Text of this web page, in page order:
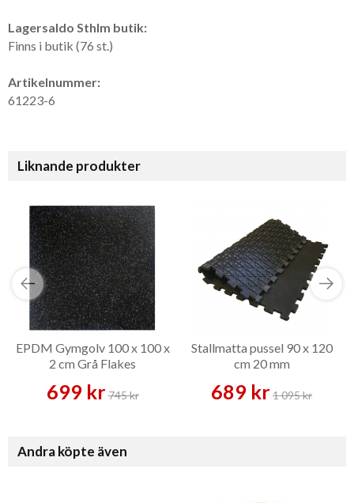
Lagersaldo Sthlm butik:
Finns i butik (76 st.)
Artikelnummer:
61223-6
Liknande produkter
EPDM Gymgolv 100 x 100 x
2 cm Grå Flakes
699 kr745 kr
Stallmatta pussel 90 x 120
cm 20 mm
689 kr1 095 kr
Andra köpte även